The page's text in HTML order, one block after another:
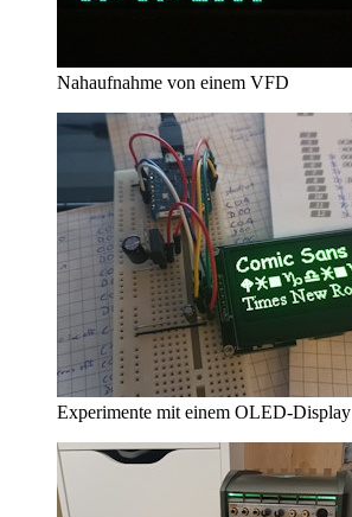
Nahaufnahme von einem VFD
Experimente mit einem OLED-Display